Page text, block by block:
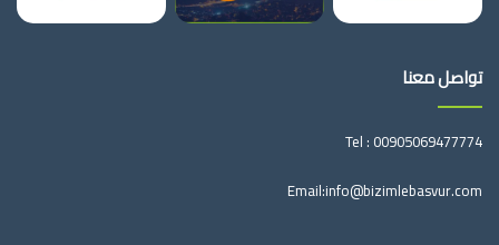
تواصل معنا
Tel : 00905069477774
Email:info@bizimlebasvur.com